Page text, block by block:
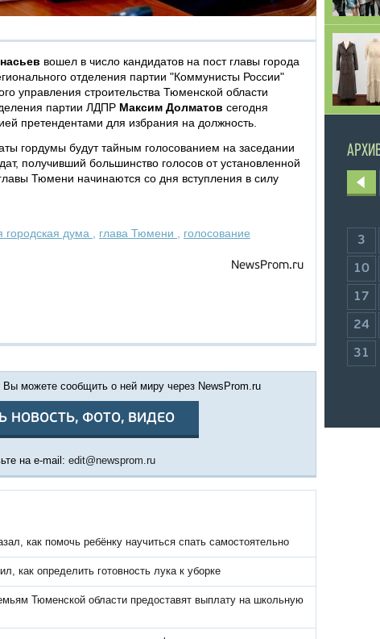
вошел в число кандидатов на пост главы города
отделения партии "Коммунисты России"
управления строительства Тюменской области
партии ЛДПР Максим Долматов сегодня
претендентами для избрания на должность.
гордумы будут тайным голосованием на заседании
получивший большинство голосов от установленной
Тюмени начинаются со дня вступления в силу
городская дума глава Тюмени голосование
NewsProm.ru
Вы можете сообщить о ней миру через NewsProm.ru
НОВОСТЬ, ФОТО, ВИДЕО
на e-mail: edit@newsprom.ru
как помочь ребёнку научиться спать самостоятельно
как определить готовность лука к уборке
Тюменской области предоставят выплату на школьную
3
10
17
24
31